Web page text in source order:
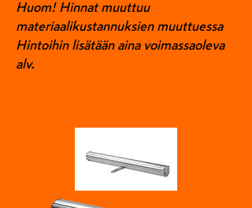
Huom! Hinnat muuttuu
materiaalikustannuksien muuttuessa
Hintoihin lisätään aina voimassaoleva
alv.